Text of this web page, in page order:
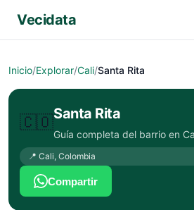
Vecidata
Inicio/Explorar/Cali/Santa Rita
🇨🇴Santa Rita
Guía completa del barrio en
📍 Cali, Colombia
Compartir